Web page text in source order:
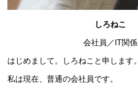
しろねこ
会社員／IT関係
はじめまして。しろねこと申します。
私は現在、普通の会社員です。